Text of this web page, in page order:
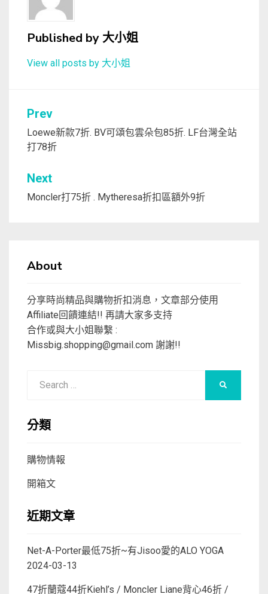
Published by大小姐
View all posts by 大小姐
文
章
導
覽
Prev
Loewe新款7折. BV可頌包雲朵包85折. LF台灣全站
打78折
Next
Moncler打75折 . Mytheresa折扣區額外9折
About
分享時尚精品與購物折扣消息，文章部分使用
Affiliate回饋連結!! 再請大家多支持
合作或與大小姐聯繫 :
Missbig.shopping@gmail.com 謝謝!!
分類
購物情報
開箱文
近期文章
Net-A-Porter最低75折~有Jisoo愛的ALO YOGA
2024-03-13
47折蘭蔻44折Kiehl’s / Moncler Liane背心46折 /